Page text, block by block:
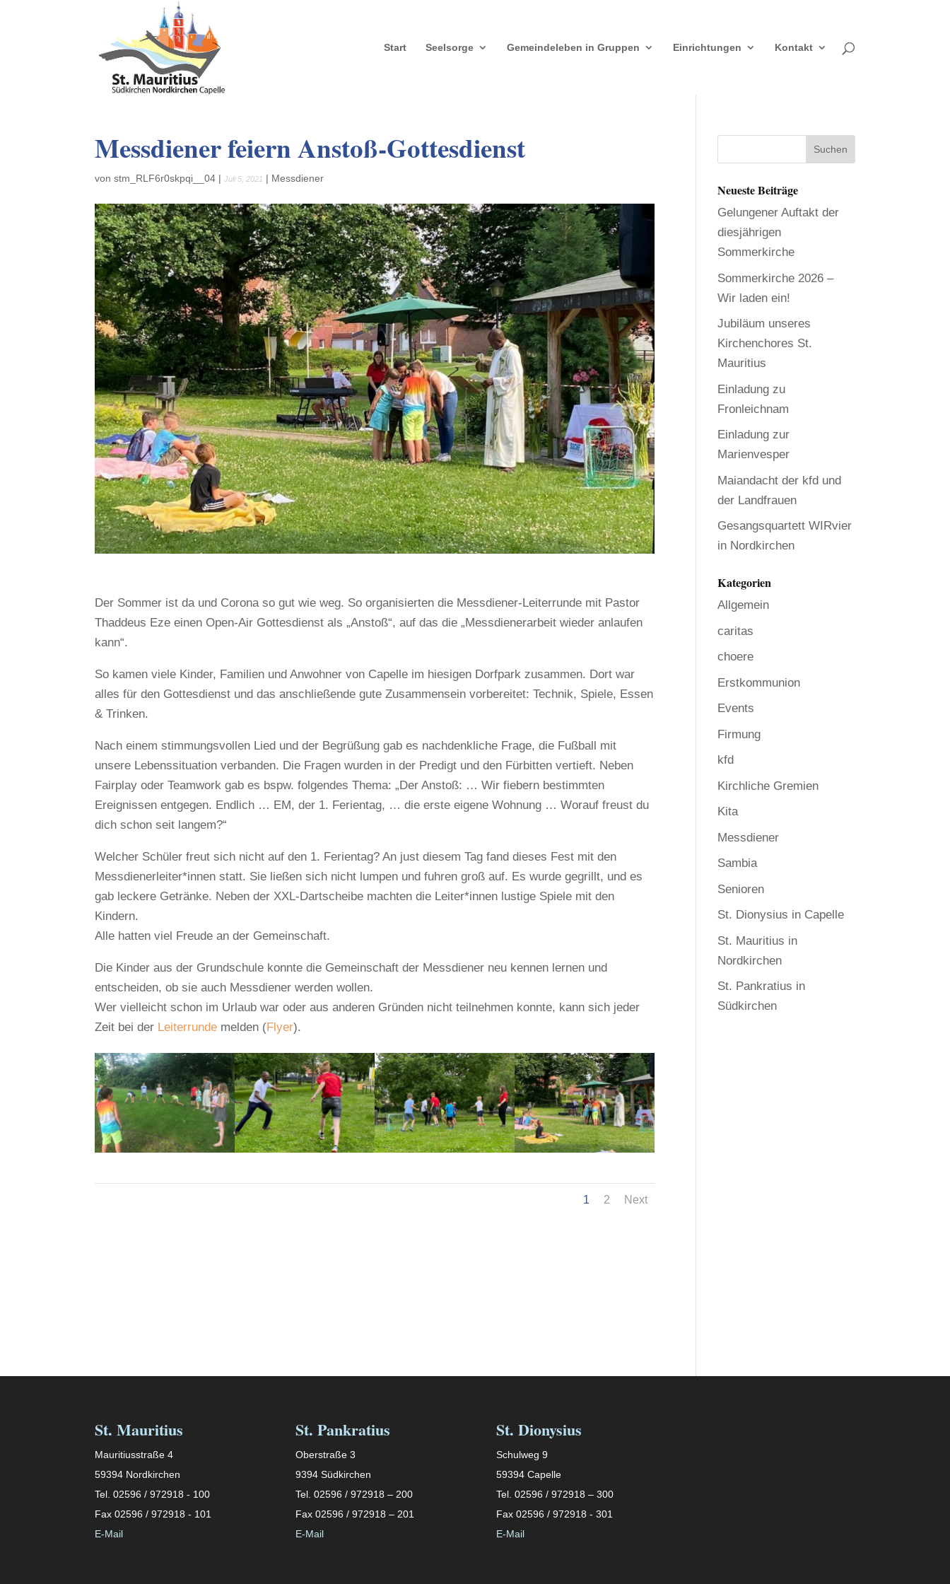
Start Seelsorge Gemeindeleben in Gruppen Einrichtungen Kontakt
Messdiener feiern Anstoß-Gottesdienst
vonstm_RLF6r0skpqi__04 |Juli 5, 2021 | Messdiener
Der Sommer ist da und Corona so gut wie weg. So organisierten die Messdiener-Leiterrunde mit Pastor
Thaddeus Eze einen Open-Air Gottesdienst als „Anstoß“, auf das die „Messdienerarbeit wieder anlaufen
kann“.
So kamen viele Kinder, Familien und Anwohner von Capelle im hiesigen Dorfpark zusammen. Dort war
alles für den Gottesdienst und das anschließende gute Zusammensein vorbereitet: Technik, Spiele, Essen
& Trinken.
Nach einem stimmungsvollen Lied und der Begrüßung gab es nachdenkliche Frage, die Fußball mit
unsere Lebenssituation verbanden. Die Fragen wurden in der Predigt und den Fürbitten vertieft. Neben
Fairplay oder Teamwork gab es bspw. folgendes Thema: „Der Anstoß: … Wir fiebern bestimmten
Ereignissen entgegen. Endlich … EM, der 1. Ferientag, … die erste eigene Wohnung … Worauf freust du
dich schon seit langem?“
Welcher Schüler freut sich nicht auf den 1. Ferientag? An just diesem Tag fand dieses Fest mit den
Messdienerleiter*innen statt. Sie ließen sich nicht lumpen und fuhren groß auf. Es wurde gegrillt, und es
gab leckere Getränke. Neben der XXL-Dartscheibe machten die Leiter*innen lustige Spiele mit den
Kindern.
Alle hatten viel Freude an der Gemeinschaft.
Die Kinder aus der Grundschule konnte die Gemeinschaft der Messdiener neu kennen lernen und
entscheiden, ob sie auch Messdiener werden wollen.
Wer vielleicht schon im Urlaub war oder aus anderen Gründen nicht teilnehmen konnte, kann sich jeder
Zeit bei der Leiterrunde melden (Flyer).
1 2 Next
Neueste Beiträge
Gelungener Auftakt der
diesjährigen
Sommerkirche
Sommerkirche 2026 –
Wir laden ein!
Jubiläum unseres
Kirchenchores St.
Mauritius
Einladung zu
Fronleichnam
Einladung zur
Marienvesper
Maiandacht der kfd und
der Landfrauen
Gesangsquartett WIRvier
in Nordkirchen
Kategorien
Allgemein
caritas
choere
Erstkommunion
Events
Firmung
kfd
Kirchliche Gremien
Kita
Messdiener
Sambia
Senioren
St. Dionysius in Capelle
St. Mauritius in
Nordkirchen
St. Pankratius in
Südkirchen
St. Mauritius
Mauritiusstraße 4
59394 Nordkirchen
Tel. 02596 / 972918 - 100
Fax 02596 / 972918 - 101
E-Mail
St. Pankratius
Oberstraße 3
9394 Südkirchen
Tel. 02596 / 972918 – 200
Fax 02596 / 972918 – 201
E-Mail
St. Dionysius
Schulweg 9
59394 Capelle
Tel. 02596 / 972918 – 300
Fax 02596 / 972918 - 301
E-Mail